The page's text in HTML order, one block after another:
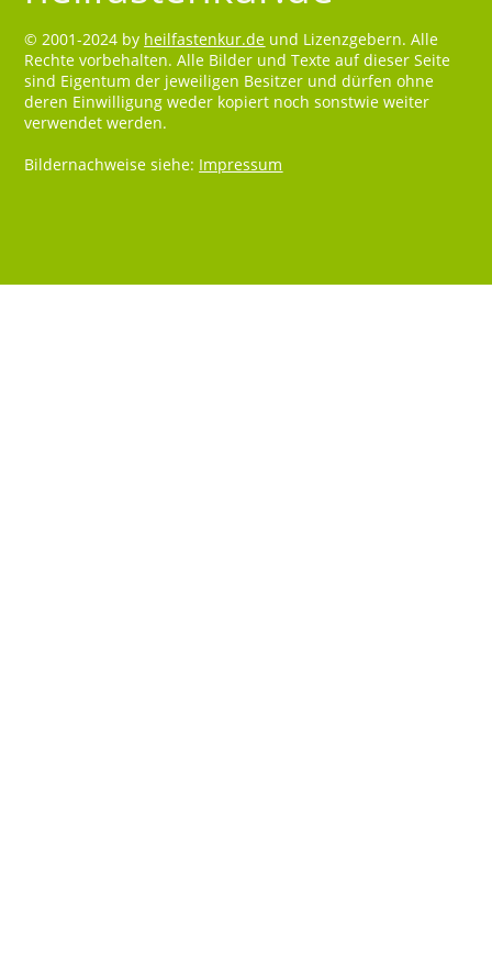
© 2001-2024 by heilfastenkur.de und Lizenzgebern. Alle
Rechte vorbehalten. Alle Bilder und Texte auf dieser Seite
sind Eigentum der jeweiligen Besitzer und dürfen ohne
deren Einwilligung weder kopiert noch sonstwie weiter
verwendet werden.
Bildernachweise siehe: Impressum